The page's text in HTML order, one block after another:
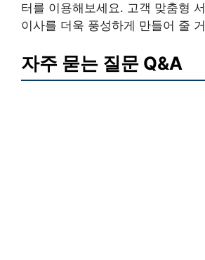
터를 이용해보세요. 고객 맞춤형
이사를 더욱 풍성하게 만들어 줄
자주 묻는 질문 Q&A